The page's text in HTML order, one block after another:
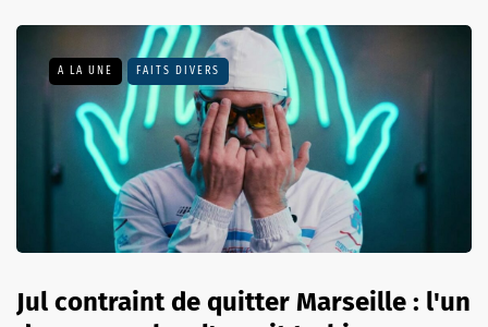
A LA UNE FAITS DIVERS
Jul contraint de quitter Marseille : l'un